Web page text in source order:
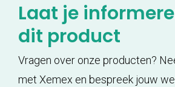
Laat je
dit product
Vragen over onze producten?
met Xemex en bespreek jouw